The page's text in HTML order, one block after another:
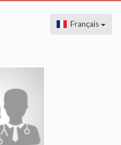
Français